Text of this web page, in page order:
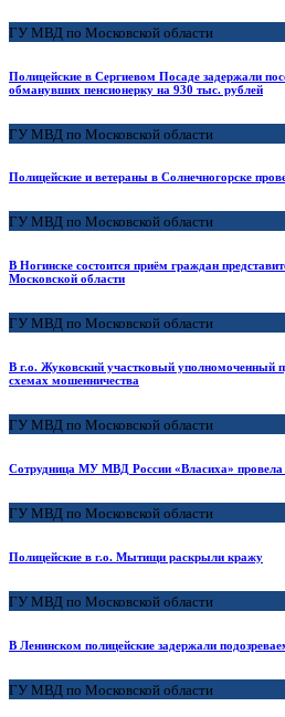
ГУ МВД по Московской области
Полицейские в Сергиевом Посаде задержали
обманувших пенсионерку на 930 тыс. рублей
ГУ МВД по Московской области
Полицейские и ветераны в Солнечногорске
ГУ МВД по Московской области
В Ногинске состоится приём граждан
Московской области
ГУ МВД по Московской области
В г.о. Жуковский участковый уполномоченный
схемах мошенничества
ГУ МВД по Московской области
Сотрудница МУ МВД России «Власиха» провела
ГУ МВД по Московской области
Полицейские в г.о. Мытищи раскрыли кражу
ГУ МВД по Московской области
В Ленинском полицейские задержали
ГУ МВД по Московской области